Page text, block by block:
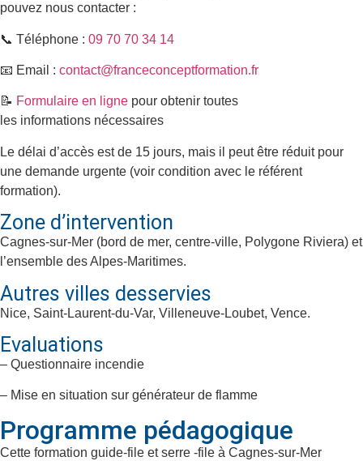
pouvez nous contacter :
📞 Téléphone : 09 70 70 34 14
📧 Email : contact@franceconceptformation.fr
📝 Formulaire en ligne pour obtenir toutes
les informations nécessaires
Le délai d’accès est de 15 jours, mais il peut être réduit pour
une demande urgente (voir condition avec le référent
formation).
Zone d’intervention
Cagnes-sur-Mer (bord de mer, centre-ville, Polygone Riviera) et
l’ensemble des Alpes-Maritimes.
Autres villes desservies
Nice, Saint-Laurent-du-Var, Villeneuve-Loubet, Vence.
Evaluations
– Questionnaire incendie
– Mise en situation sur générateur de flamme
Programme pédagogique
Cette formation guide-file et serre -file à Cagnes-sur-Mer